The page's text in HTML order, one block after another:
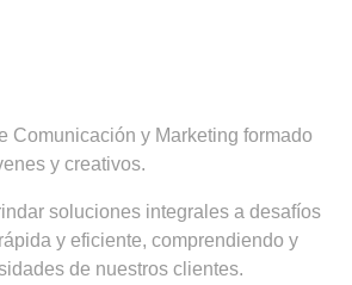
Comunicación y Marketing formado
y creativos.
soluciones integrales a desafíos
y eficiente, comprendiendo y
de nuestros clientes.